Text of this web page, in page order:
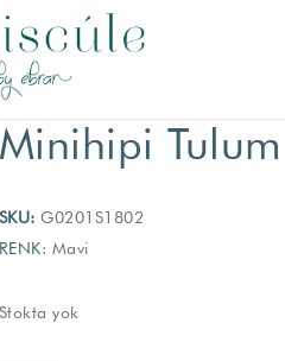
Minihipi Tulum
SKU:G0201S1802
RENK: Mavi
Stokta yok